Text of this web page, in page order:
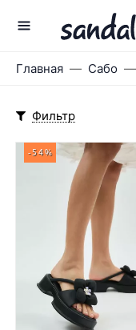
Главная Сабо
Фильтр
-54%